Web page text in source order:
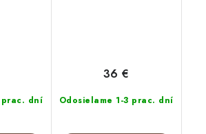
prac. dní Odosielame 1-3 prac. dní
36 €